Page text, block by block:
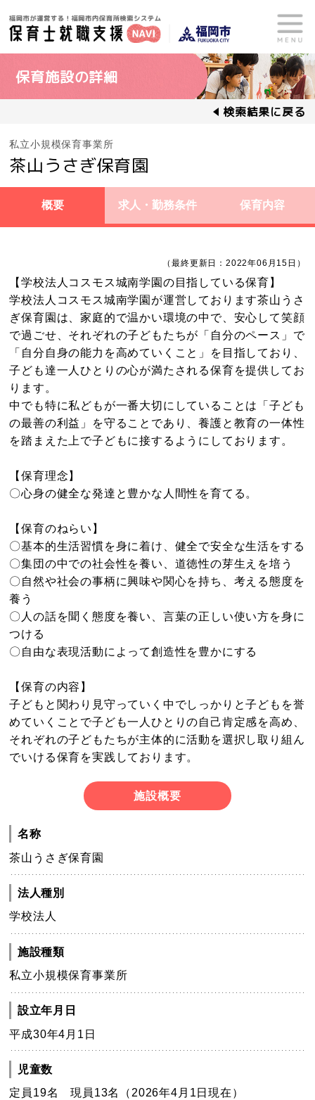
保育施設の詳細
検索結果に戻る
私立小規模保育事業所
茶山うさぎ保育園
概要 求人・勤務条件 保育内容
（最終更新日：2022年06月15日）
【学校法人コスモス城南学園の目指している保育】
学校法人コスモス城南学園が運営しております茶山うさ
ぎ保育園は、家庭的で温かい環境の中で、安心して笑顔
で過ごせ、それぞれの子どもたちが「自分のペース」で
「自分自身の能力を高めていくこと」を目指しており、
子ども達一人ひとりの心が満たされる保育を提供してお
ります。
中でも特に私どもが一番大切にしていることは「子ども
の最善の利益」を守ることであり、養護と教育の一体性
を踏まえた上で子どもに接するようにしております。
【保育理念】
〇心身の健全な発達と豊かな人間性を育てる。
【保育のねらい】
〇基本的生活習慣を身に着け、健全で安全な生活をする
〇集団の中での社会性を養い、道徳性の芽生えを培う
〇自然や社会の事柄に興味や関心を持ち、考える態度を
養う
〇人の話を聞く態度を養い、言葉の正しい使い方を身に
つける
〇自由な表現活動によって創造性を豊かにする
【保育の内容】
子どもと関わり見守っていく中でしっかりと子どもを誉
めていくことで子ども一人ひとりの自己肯定感を高め、
それぞれの子どもたちが主体的に活動を選択し取り組ん
でいける保育を実践しております。
施設概要
名称
茶山うさぎ保育園
法人種別
学校法人
施設種類
私立小規模保育事業所
設立年月日
平成30年4月1日
児童数
定員19名 現員13名（2026年4月1日現在）